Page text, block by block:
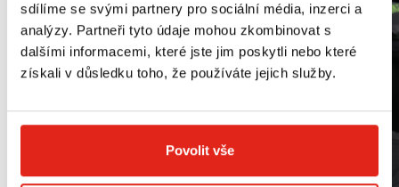
sdílíme se svými partnery pro sociální média, inzerci a
analýzy. Partneři tyto údaje mohou zkombinovat s
dalšími informacemi, které jste jim poskytli nebo které
získali v důsledku toho, že používáte jejich služby.
Povolit vše